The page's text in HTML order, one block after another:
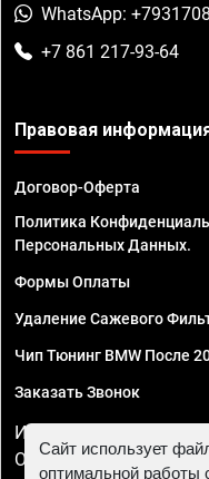
WhatsApp:
+7 861 217-93-64
Правовая
Договор-Оферта
Политика
Персональных Данных.
Формы Оплаты
Удаление Сажевого
Чип Тюнинг BMW После
Заказать Звонок
ИП Смирнов Георгий
ОГРНИП
Сайт использует
оптимальной работы